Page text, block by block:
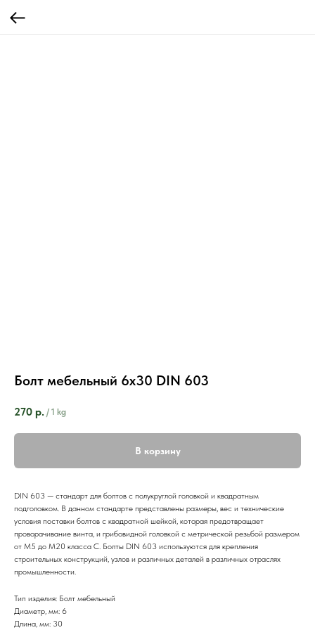
Болт мебельный 6х30 DIN 603
270 р. / 1 kg
В корзину
DIN 603 — стандарт для болтов с полукруглой головкой и квадратным
подголовком. В данном стандарте представлены размеры, вес и технические
условия поставки болтов с квадратной шейкой, которая предотвращает
проворачивание винта, и грибовидной головкой с метрической резьбой размером
от M5 до M20 класса C. Болты DIN 603 используются для крепления
строительных конструкций, узлов и различных деталей в различных отраслях
промышленности.
Тип изделия: Болт мебельный
Диаметр, мм: 6
Длина, мм: 30